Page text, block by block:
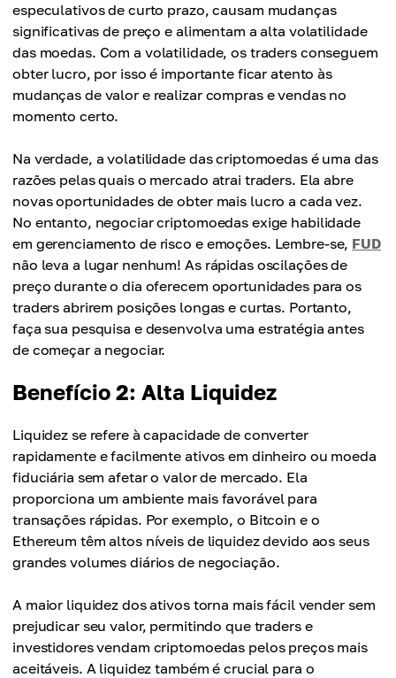
especulativos de curto prazo, causam mudanças
significativas de preço e alimentam a alta volatilidade
das moedas. Com a volatilidade, os traders conseguem
obter lucro, por isso é importante ficar atento às
mudanças de valor e realizar compras e vendas no
momento certo.
Na verdade, a volatilidade das criptomoedas é uma das
razões pelas quais o mercado atrai traders. Ela abre
novas oportunidades de obter mais lucro a cada vez.
No entanto, negociar criptomoedas exige habilidade
em gerenciamento de risco e emoções. Lembre-se, FUD
não leva a lugar nenhum! As rápidas oscilações de
preço durante o dia oferecem oportunidades para os
traders abrirem posições longas e curtas. Portanto,
faça sua pesquisa e desenvolva uma estratégia antes
de começar a negociar.
Benefício 2: Alta Liquidez
Liquidez se refere à capacidade de converter
rapidamente e facilmente ativos em dinheiro ou moeda
fiduciária sem afetar o valor de mercado. Ela
proporciona um ambiente mais favorável para
transações rápidas. Por exemplo, o Bitcoin e o
Ethereum têm altos níveis de liquidez devido aos seus
grandes volumes diários de negociação.
A maior liquidez dos ativos torna mais fácil vender sem
prejudicar seu valor, permitindo que traders e
investidores vendam criptomoedas pelos preços mais
aceitáveis. A liquidez também é crucial para o